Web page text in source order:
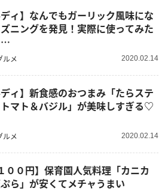
ディ】なんでもガーリック風味にな
ニングを発見！実際に使ってみた
…
ルメ 2020.02.14
ディ】新食感のおつまみ「たらステ
マト＆バジル」が美味しすぎる♡
ルメ 2020.02.14
００円】保育園人気料理「カニカ
ら」が安くてメチャうまい